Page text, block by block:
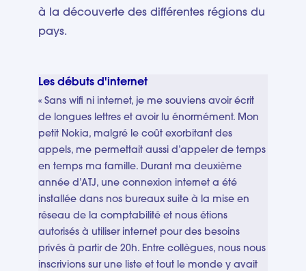
à la découverte des différentes régions du
pays.
Les débuts d'internet
« Sans wifi ni internet, je me souviens avoir écrit
de longues lettres et avoir lu énormément. Mon
petit Nokia, malgré le coût exorbitant des
appels, me permettait aussi d’appeler de temps
en temps ma famille. Durant ma deuxième
année d’ATJ, une connexion internet a été
installée dans nos bureaux suite à la mise en
réseau de la comptabilité et nous étions
autorisés à utiliser internet pour des besoins
privés à partir de 20h. Entre collègues, nous nous
inscrivions sur une liste et tout le monde y avait